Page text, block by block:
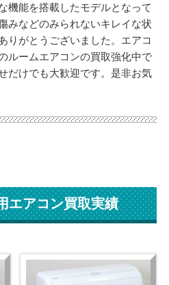
機能を搭載したモデルとなって
みなどのみられないキレイな状
りがとうございました。エアコ
ルームエアコンの買取強化中で
だけでも大歓迎です。是非お気
エアコン買取実績